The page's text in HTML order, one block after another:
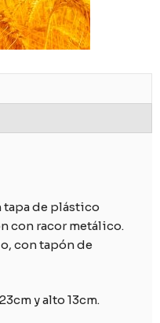
tapa de plástico
con racor metálico.
con tapón de
y alto 13cm.